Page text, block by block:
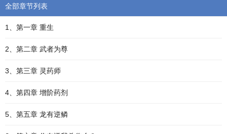
全部章节列表
1、第一章 重生
2、第二章 武者为尊
3、第三章 灵药师
4、第四章 增阶药剂
5、第五章 龙有逆鳞